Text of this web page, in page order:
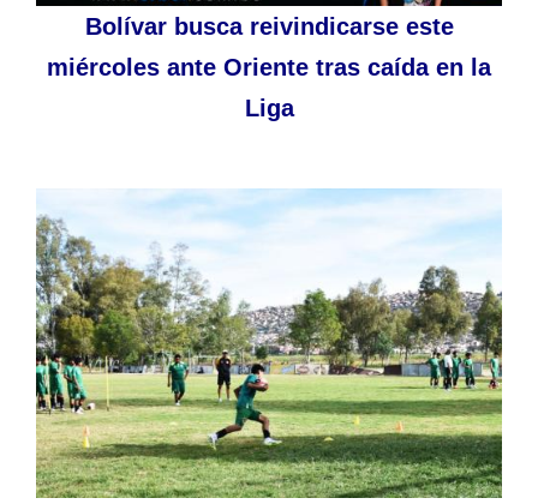
Bolívar busca reivindicarse este
miércoles ante Oriente tras caída en la
Liga